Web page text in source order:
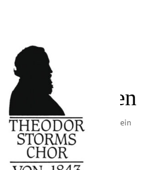
Tapio Koch|Jun 3, 2026 Allgemein
Jahreskonzert rückt näher…!